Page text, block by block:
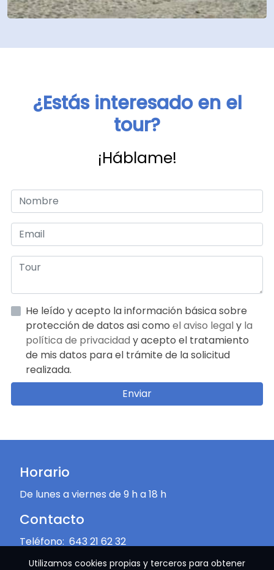
¿Estás interesado en el
tour?
¡Háblame!
He leído y acepto la información básica sobre
protección de datos asi como el aviso legaly la
política de privacidad y acepto el tratamiento
de mis datos para el trámite de la solicitud
realizada.
Enviar
Horario
De lunes a viernes de 9 h a 18 h
Contacto
Teléfono: 643 21 62 32
Utilizamos cookies propias y terceros para obtener